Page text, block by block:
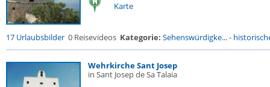
Karte
17 Urlaubsbilder 0 Reisevideos Kategorie: Sehenswürdigke...-
Wehrkirche Sant Josep
in Sant Josep de Sa Talaia